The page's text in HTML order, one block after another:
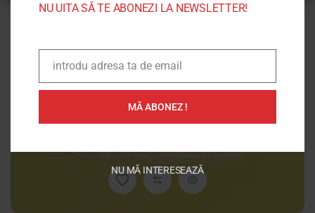
NU UITA SĂ TE ABONEZI LA NEWSLETTER!
Email
introdu adresa ta de email
MĂ ABONEZ !
NU MĂ INTERESEAZĂ